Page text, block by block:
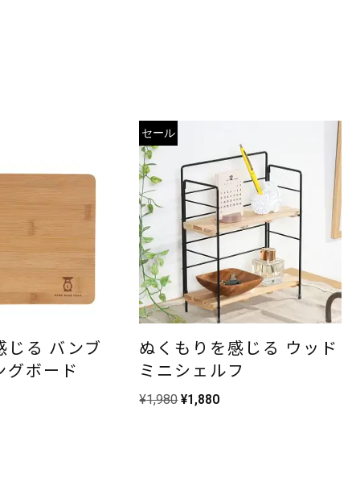
じる バンブ
グボード
セール
ぬくもりを感じる ウッド
ミニシェルフ
¥1,980 ¥1,880